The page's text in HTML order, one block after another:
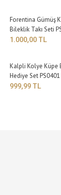
Forentina Gümüş
Bileklik Takı Seti
1.000,00 TL
Kalpli Kolye Küpe
Hediye Set PS0401
999,99 TL